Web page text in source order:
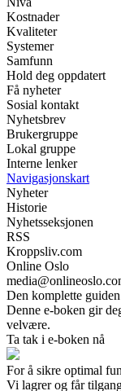
Kostnader
Kvaliteter
Systemer
Samfunn
Hold deg oppdatert
Få nyheter
Sosial kontakt
Nyhetsbrev
Brukergruppe
Lokal gruppe
Interne lenker
Navigasjonskart
Nyheter
Historie
Nyhetsseksjonen
RSS
Kroppsliv.com
Online Oslo
Den komplette
Denne e-boken gir
velvære.
Ta tak i e-boken nå
For å sikre optimal
Vi lagrer og får